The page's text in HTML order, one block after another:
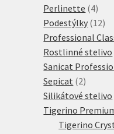
Perlinette 44
Podestýlky 1212
Professional
Rostlinné stelivo
Sanicat
Sepicat 22
Silikátové stelivo
Tigerino
Tigerino